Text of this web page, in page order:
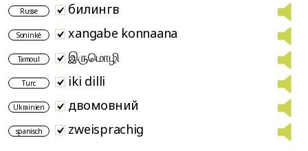
Russe билингв
Soninké xangabe konnaana
Tamoul இருமொழி
Turc iki dilli
Ukrainien двомовний
spanisch zweisprachig